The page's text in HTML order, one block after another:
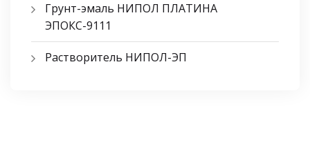
Грунт-эмаль НИПОЛ ПЛАТИНА
ЭПОКС-9111
Растворитель НИПОЛ-ЭП